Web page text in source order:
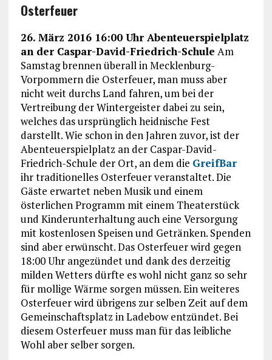
Osterfeuer
26. März 2016 16:00 Uhr Abenteuerspielplatz
an der Caspar-David-Friedrich-Schule Am
Samstag brennen überall in Mecklenburg-
Vorpommern die Osterfeuer, man muss aber
nicht weit durchs Land fahren, um bei der
Vertreibung der Wintergeister dabei zu sein,
welches das ursprünglich heidnische Fest
darstellt. Wie schon in den Jahren zuvor, ist der
Abenteuerspielplatz an der Caspar-David-
Friedrich-Schule der Ort, an dem die GreifBar
ihr traditionelles Osterfeuer veranstaltet. Die
Gäste erwartet neben Musik und einem
österlichen Programm mit einem Theaterstück
und Kinderunterhaltung auch eine Versorgung
mit kostenlosen Speisen und Getränken. Spenden
sind aber erwünscht. Das Osterfeuer wird gegen
18:00 Uhr angezündet und dank des derzeitig
milden Wetters dürfte es wohl nicht ganz so sehr
für mollige Wärme sorgen müssen. Ein weiteres
Osterfeuer wird übrigens zur selben Zeit auf dem
Gemeinschaftsplatz in Ladebow entzündet. Bei
diesem Osterfeuer muss man für das leibliche
Wohl aber selber sorgen.